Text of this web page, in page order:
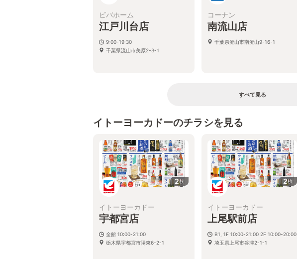
ビバホーム
江戸川台店
9:00-19:30
千葉県流山市美原2-3-1
コーナン
南流山店
千葉県流山市南流山9-16-1
すべて見る
イトーヨーカドーのチラシを見る
2枚
イトーヨーカドー
宇都宮店
全館 10:00-21:00
栃木県宇都宮市陽東6-2-1
2枚
イトーヨーカドー
上尾駅前店
B1, 1F 10:00-21:00 2F 10:00-20:00
埼玉県上尾市谷津2-1-1